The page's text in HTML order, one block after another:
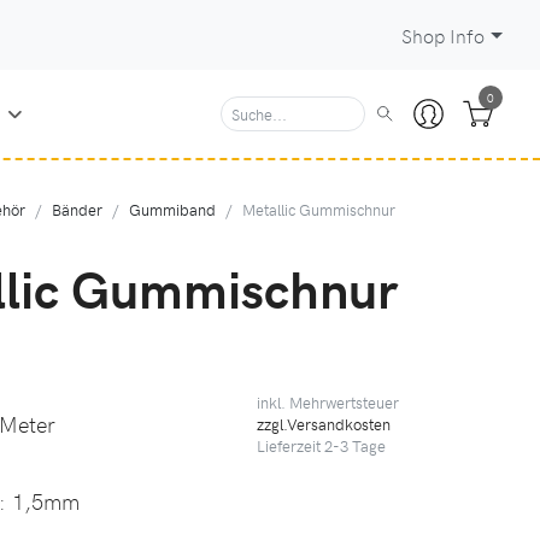
Shop Info
0
Bänder Gummiband Metallic Gummischnur
Gummischnur
inkl. Mehrwertsteuer
zzgl.Versandkosten
Lieferzeit 2-3Tage
1,5mm